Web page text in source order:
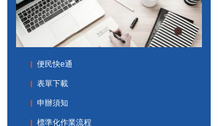
便民快e通
表單下載
申辦須知
標準化作業流程